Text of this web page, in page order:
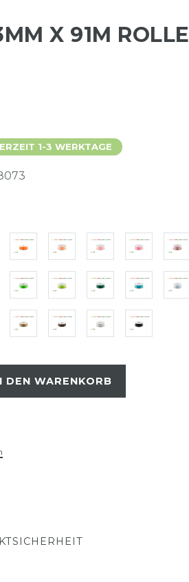
X 91M ROLLE
1-3 WERKTAGE
DEN WARENKORB